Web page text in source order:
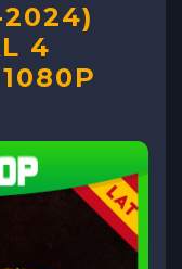
2024)
4